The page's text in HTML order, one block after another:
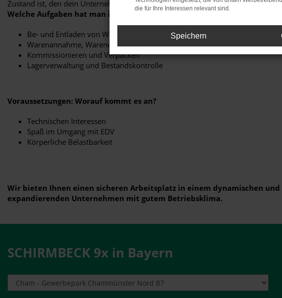
Zustand ist, den dein Unternehmen braucht.
Welche Aufgaben hat man in diesem Beruf
Be- und Entladen von Waren, Bedienung von Transportgeräten
Warenannahme, Wareneingangskontrolle
Kommissionieren und Verpacken
Lagerverwaltung und Bestandskontrolle
Voraussetzungen: Worauf kommt es an?
Technischen Interessen
Spaß im Umgang mit EDV
Körperliche Belastbarkeit
Wir bieten Ihnen einen sicheren Arbeitsplatz in einem dynamischen und
expandierenden Unternehmen mit gutem Betriebsklima.
SCHIRMBECK 9x in Bayern
die für Ihre Interessen relevant sind.
Speichern